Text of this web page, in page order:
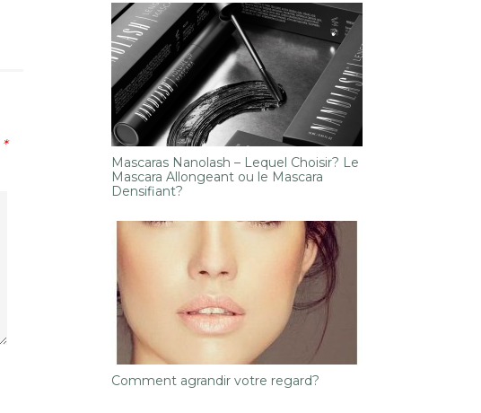
*
Mascaras Nanolash – Lequel Choisir? Le
Mascara Allongeant ou le Mascara
Densifiant?
Comment agrandir votre regard?